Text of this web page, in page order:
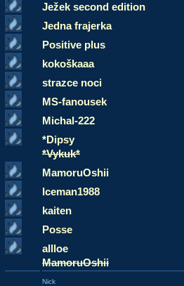
Ježek second edition
Jedna frajerka
Positive plus
kokoškaaa
strazce noci
MS-fanousek
Michal-222
*Dipsy
*Vykuk*
MamoruOshii
Iceman1988
kaiten
Posse
allloe
MamoruOshii
Nick